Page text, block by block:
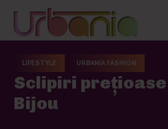
LIFESTYLE URBANIA FASHION
Sclipiri
Bijou